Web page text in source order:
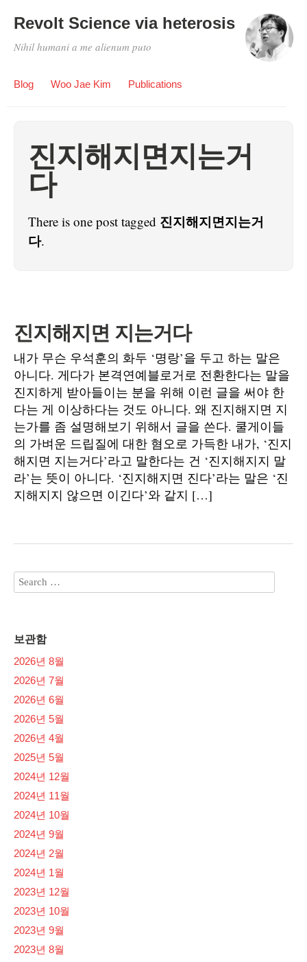
Revolt Science via heterosis
Nihil humani a me alienum puto
Blog Woo Jae Kim Publications
진지해지면지는거
다
There is one post tagged 진지해지면지는거
다.
진지해지면 지는거다
내가 무슨 우석훈의 화두 ‘명랑’을 두고 하는 말은
아니다. 게다가 본격연예블로거로 전환한다는 말을
진지하게 받아들이는 분을 위해 이런 글을 써야 한
다는 게 이상하다는 것도 아니다. 왜 진지해지면 지
는가를 좀 설명해보기 위해서 글을 쓴다. 쿨게이들
의 가벼운 드립질에 대한 혐오로 가득한 내가, ‘진지
해지면 지는거다’라고 말한다는 건 ‘진지해지지 말
라’는 뜻이 아니다. ‘진지해지면 진다’라는 말은 ‘진
지해지지 않으면 이긴다’와 같지 […]
보관함
2026년 8월
2026년 7월
2026년 6월
2026년 5월
2026년 4월
2025년 5월
2024년 12월
2024년 11월
2024년 10월
2024년 9월
2024년 2월
2024년 1월
2023년 12월
2023년 10월
2023년 9월
2023년 8월